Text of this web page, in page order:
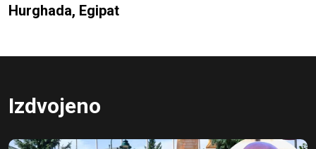
Hurghada, Egipat
Izdvojeno